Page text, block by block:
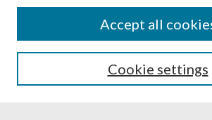
Cookie settings
Accept all